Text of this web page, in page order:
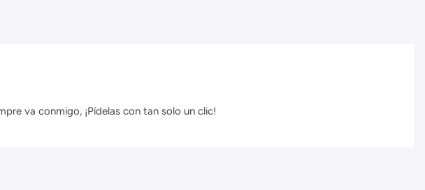
va conmigo, ¡Pídelas con tan solo un clic!